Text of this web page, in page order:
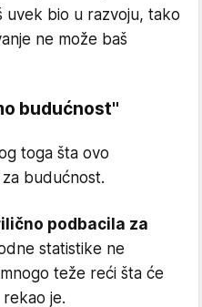
uvek bio u razvoju, tako
ne može baš
budućnost"
toga šta ovo
budućnost.
podbacila za
statistike ne
teže reći šta će
je.